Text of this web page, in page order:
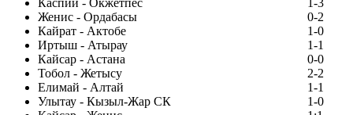
Каспий - Окжетпес
1-3
Женис - Ордабасы
0-2
Кайрат - Актобе
1-0
Иртыш - Атырау
1-1
Кайсар - Астана
0-0
Тобол - Жетысу
2-2
Елимай - Алтай
1-1
Улытау - Кызыл-Жар СК
1-0